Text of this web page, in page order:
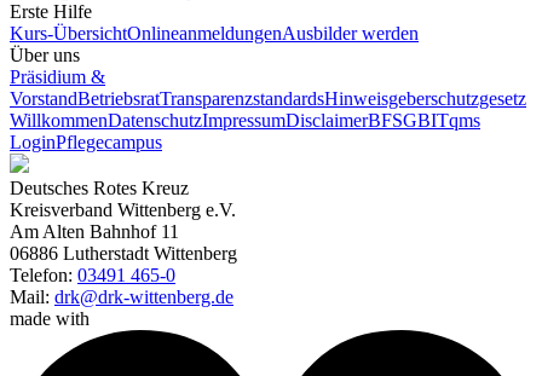
Erste Hilfe
Kurs-ÜbersichtOnlineanmeldungenAusbilder werden
Über uns
Präsidium &
VorstandBetriebsratTransparenzstandardsHinweisgeberschutzgesetz
WillkommenDatenschutzImpressumDisclaimerBFSGBITqms
LoginPflegecampus
Deutsches Rotes Kreuz
Kreisverband Wittenberg e.V.
Am Alten Bahnhof 11
06886 Lutherstadt Wittenberg
Telefon: 03491 465-0
Mail: drk@drk-wittenberg.de
made with